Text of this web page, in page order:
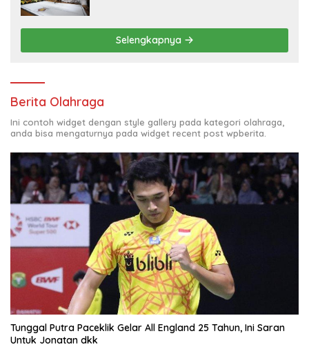
Selengkapnya
Berita Olahraga
Ini contoh widget dengan style gallery pada kategori olahraga,
anda bisa mengaturnya pada widget recent post wpberita.
Tunggal Putra Paceklik Gelar All England 25 Tahun, Ini Saran
Untuk Jonatan dkk